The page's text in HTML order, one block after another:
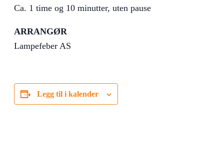
Ca. 1 time og 10 minutter, uten pause
ARRANGØR
Lampefeber AS
Legg til i kalender